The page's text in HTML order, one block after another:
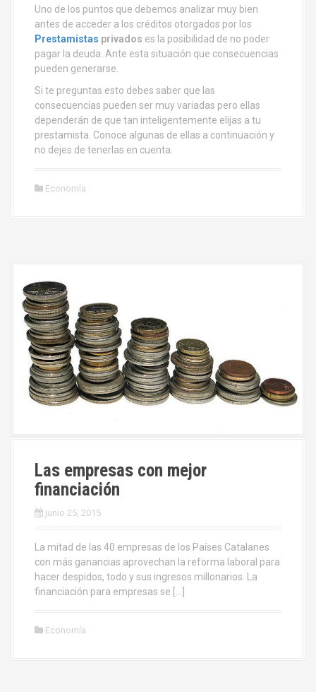
Uno de los puntos que debemos analizar muy bien
antes de acceder a los créditos otorgados por los
Prestamistas privados es la posibilidad de no poder
pagar la deuda. Ante esta situación que consecuencias
pueden generarse.
Si te preguntas esto debes saber que las
consecuencias pueden ser muy variadas pero ellas
dependerán de que tan inteligentemente elijas a tu
prestamista. Conoce algunas de ellas a continuación y
no dejes de tenerlas en cuenta.
Economía
Las empresas con mejor
financiación
junio 25, 2015
La mitad de las 40 empresas de los Países Catalanes
con más ganancias aprovechan la reforma laboral para
hacer despidos, todo y sus ingresos millonarios. La
financiación para empresas se […]
Economía